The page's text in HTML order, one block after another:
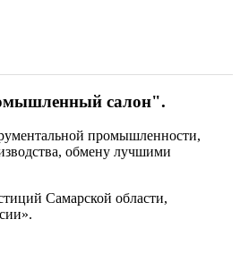
салон".
промышленности,
обмену лучшими
Самарской области,